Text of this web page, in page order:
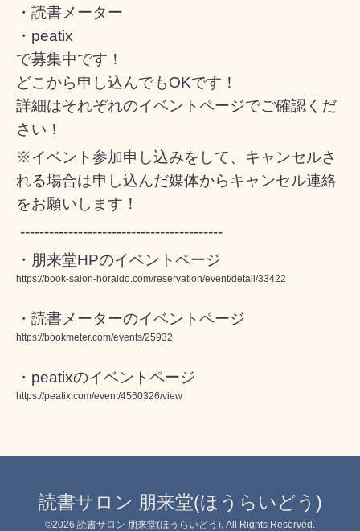
・読書メーター
・peatix
で募集中です！
どこから申し込んでもOKです！
詳細はそれぞれのイベントページでご確認くだ
さい！
※イベント参加申し込みをして、キャンセルさ
れる場合は申し込んだ媒体からキャンセル連絡
をお願いします！
------------------------------------------
・朋来堂HPのイベントページ
https://book-salon-horaido.com/reservation/event/detail/33422
・読書メーターのイベントページ
https://bookmeter.com/events/25932
・peatixのイベントページ
https://peatix.com/event/4560326/view
読書サロン 朋来堂(ほうらいどう)
©2026 読書サロン 朋来堂(ほうらいどう). All Rights Reserved.